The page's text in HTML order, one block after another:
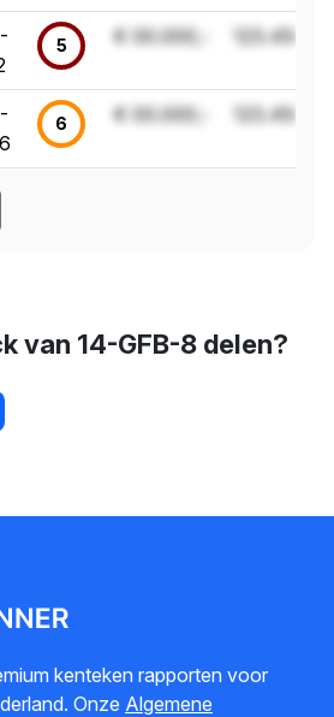
5 € 00.000,- 123.456 km
6 € 00.000,- 123.456 km
van 14-GFB-8 delen?
kenteken rapporten voor
Onze Algemene